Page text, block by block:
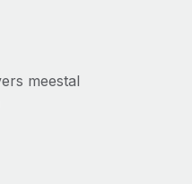
meestal